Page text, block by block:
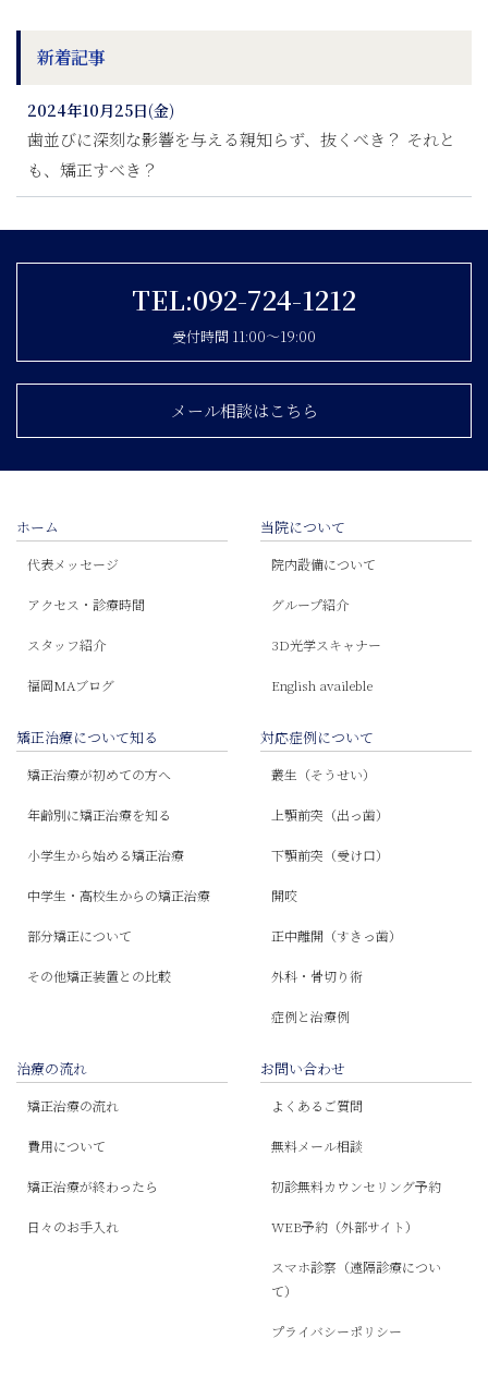
新着記事
2024年10月25日(金)
歯並びに深刻な影響を与える親知らず、抜くべき？ それと
も、矯正すべき？
TEL:092-724-1212
受付時間 11:00〜19:00
メール相談はこちら
ホーム
代表メッセージ
アクセス・診療時間
スタッフ紹介
福岡MAブログ
当院について
院内設備について
グループ紹介
3D光学スキャナー
English availeble
矯正治療について知る
矯正治療が初めての方へ
年齢別に矯正治療を知る
小学生から始める矯正治療
中学生・高校生からの矯正治療
部分矯正について
その他矯正装置との比較
対応症例について
叢生（そうせい）
上顎前突（出っ歯）
下顎前突（受け口）
開咬
正中離開（すきっ歯）
外科・骨切り術
症例と治療例
治療の流れ
矯正治療の流れ
費用について
矯正治療が終わったら
日々のお手入れ
お問い合わせ
よくあるご質問
無料メール相談
初診無料カウンセリング予約
WEB予約（外部サイト）
スマホ診察（遠隔診療につい
て）
プライバシーポリシー